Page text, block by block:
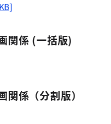
関係 (一括版)
係（分割版）